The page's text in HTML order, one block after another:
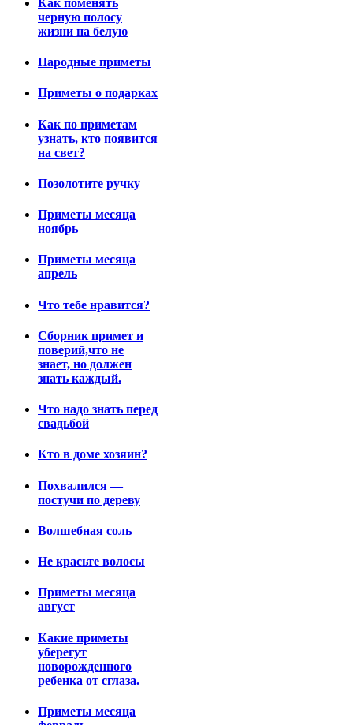
черную полосу
жизни на белую
Народные приметы
Приметы о подарках
Как по приметам
узнать, кто появится
на свет?
Позолотите ручку
Приметы месяца
ноябрь
Приметы месяца
апрель
Что тебе нравится?
Сборник примет и
поверий,что не
знает, но должен
знать каждый.
Что надо знать перед
свадьбой
Кто в доме хозяин?
Похвалился —
постучи по дереву
Волшебная соль
Не красьте волосы
Приметы месяца
август
Какие приметы
уберегут
новорожденного
ребенка от сглаза.
Приметы месяца